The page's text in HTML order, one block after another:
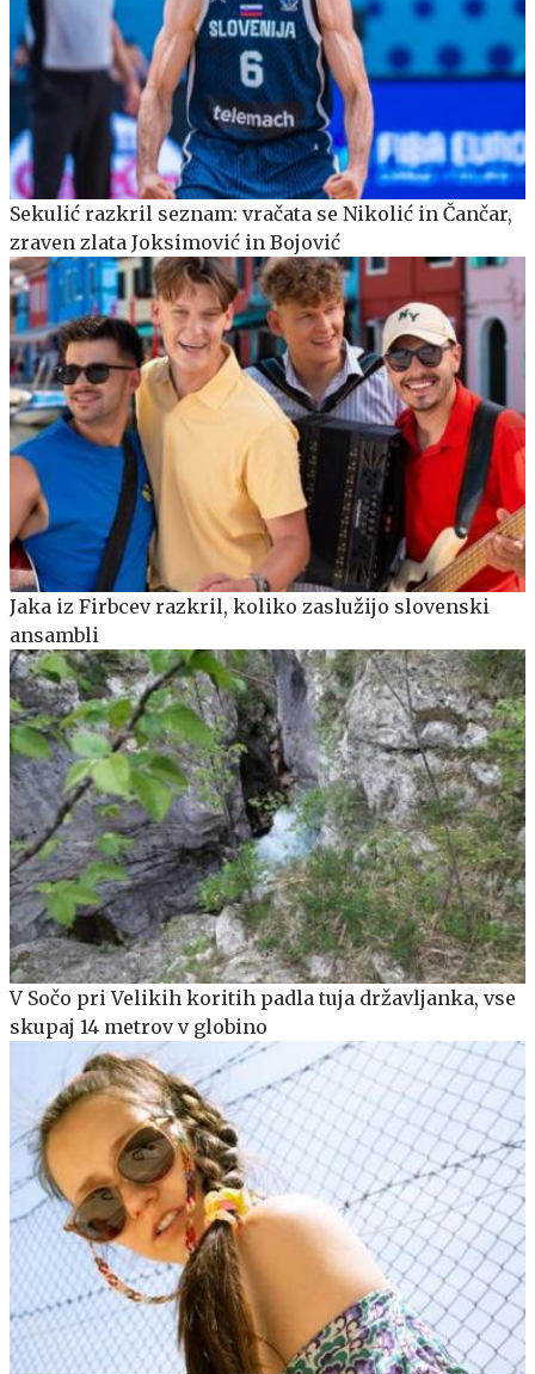
Sekulić razkril seznam: vračata se Nikolić in Čančar,
zraven zlata Joksimović in Bojović
Jaka iz Firbcev razkril, koliko zaslužijo slovenski
ansambli
V Sočo pri Velikih koritih padla tuja državljanka, vse
skupaj 14 metrov v globino